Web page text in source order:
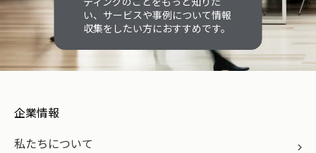
い、サービスや事例について情報
収集をしたい方におすすめです。
企業情報
私たちについて